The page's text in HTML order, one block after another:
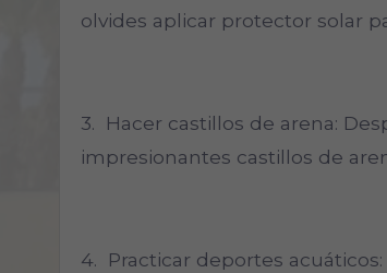
olvides aplicar protector solar
3. Hacer castillos de arena:
impresionantes castillos de
4. Practicar deportes